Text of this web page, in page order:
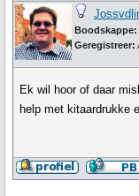
Boodskappe:
Geregistreer:
Ek wil hoor of daar
help met kitaardrukke